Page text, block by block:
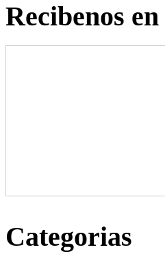
Recibenos
Categorias